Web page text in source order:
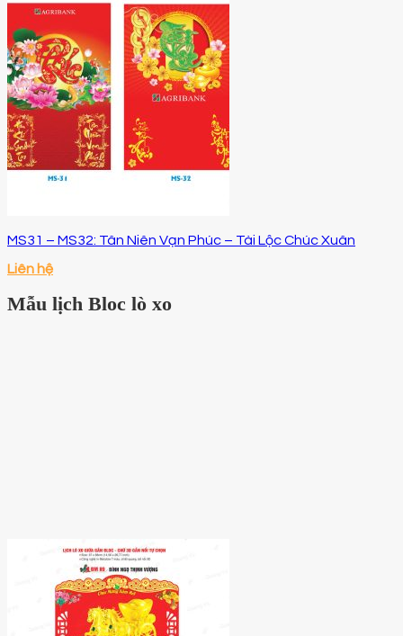
MS31 – MS32: Tân Niên Vạn Phúc – Tài Lộc Chúc Xuân
Liên hệ
Mẫu lịch Bloc lò xo